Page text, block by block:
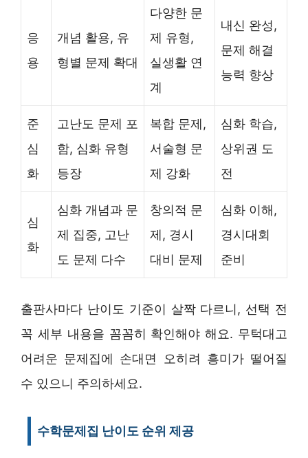
응
용
개념 활용, 유
형별 문제 확대
다양한 문
제 유형,
실생활 연
계
내신 완성,
문제 해결
능력 향상
준
심
화
고난도 문제 포
함, 심화 유형
등장
복합 문제,
서술형 문
제 강화
심화 학습,
상위권 도
전
심
화
심화 개념과 문
제 집중, 고난
도 문제 다수
창의적 문
제, 경시
대비 문제
심화 이해,
경시대회
준비
출판사마다 난이도 기준이 살짝 다르니, 선택 전
꼭 세부 내용을 꼼꼼히 확인해야 해요. 무턱대고
어려운 문제집에 손대면 오히려 흥미가 떨어질
수 있으니 주의하세요.
수학문제집 난이도 순위 제공